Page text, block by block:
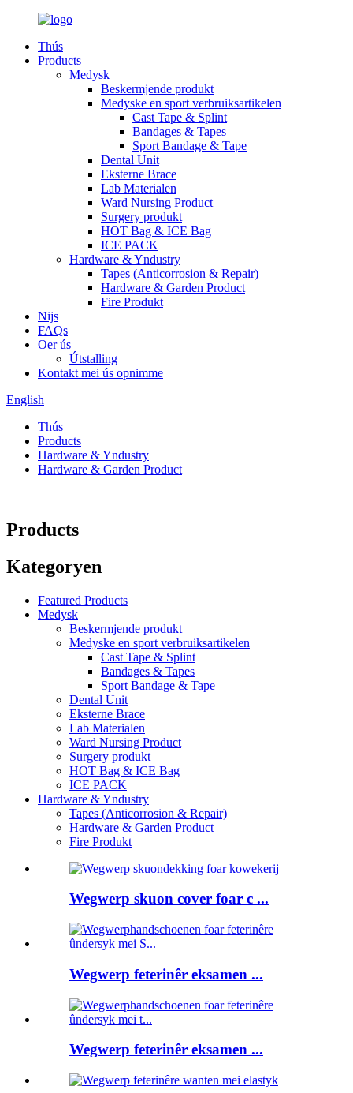
Thús
Products
Medysk
Beskermjende produkt
Medyske en sport verbruiksartikelen
Cast Tape & Splint
Bandages & Tapes
Sport Bandage & Tape
Dental Unit
Eksterne Brace
Lab Materialen
Ward Nursing Product
Surgery produkt
HOT Bag & ICE Bag
ICE PACK
Hardware & Yndustry
Tapes (Anticorrosion & Repair)
Hardware & Garden Product
Fire Produkt
Nijs
FAQs
Oer ús
Útstalling
Kontakt mei ús opnimme
English
Thús
Products
Hardware & Yndustry
Hardware & Garden Product
Products
Kategoryen
Featured Products
Medysk
Beskermjende produkt
Medyske en sport verbruiksartikelen
Cast Tape & Splint
Bandages & Tapes
Sport Bandage & Tape
Dental Unit
Eksterne Brace
Lab Materialen
Ward Nursing Product
Surgery produkt
HOT Bag & ICE Bag
ICE PACK
Hardware & Yndustry
Tapes (Anticorrosion & Repair)
Hardware & Garden Product
Fire Produkt
Wegwerp skuon cover foar c ...
Wegwerp feterinêr eksamen ...
Wegwerp feterinêr eksamen ...